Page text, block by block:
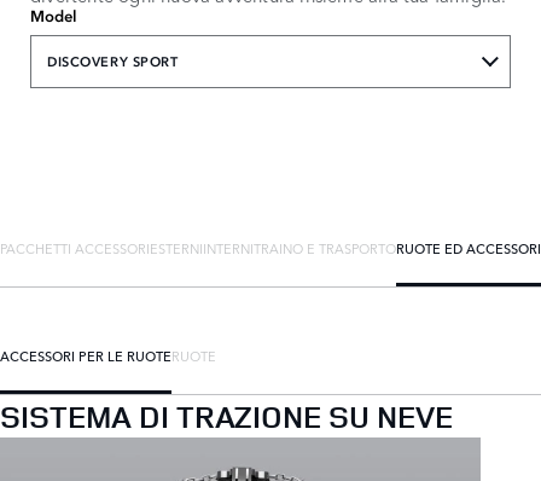
Model
DISCOVERY SPORT
PACCHETTI ACCESSORIESTERNIINTERNITRAINO E TRASPORTORUOTE ED ACCESSORI
ACCESSORI PER LE RUOTERUOTE
SISTEMA DI TRAZIONE SU NEVE